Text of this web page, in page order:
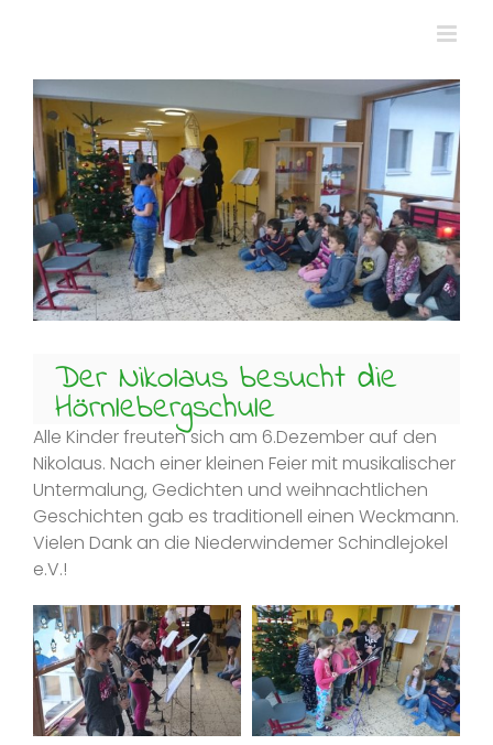
Zeige
grösseres
Bild
Der Nikolaus besucht die
Hörnlebergschule
Alle Kinder freuten sich am 6.Dezember auf den
Nikolaus. Nach einer kleinen Feier mit musikalischer
Untermalung, Gedichten und weihnachtlichen
Geschichten gab es traditionell einen Weckmann.
Vielen Dank an die Niederwindemer Schindlejokel
e.V.!